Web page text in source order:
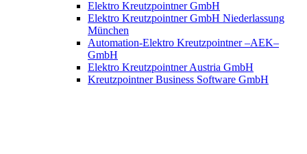
Elektro Kreutzpointner GmbH
Elektro Kreutzpointner GmbH Niederlassung
München
Automation-Elektro Kreutzpointner –AEK–
GmbH
Elektro Kreutzpointner Austria GmbH
Kreutzpointner Business Software GmbH